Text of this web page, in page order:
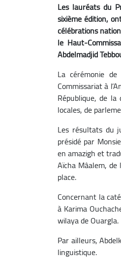
Les lauréats du
sixième édition,
célébrations
le Haut-
Abdelmadjid
La cérémonie
Commissariat à
République, de
locales, de
Les résultats du
présidé par
en amazigh et
Aïcha Mâalem,
place.
Concernant la
à Karima
wilaya de Ouargla.
Par ailleurs,
linguistique.